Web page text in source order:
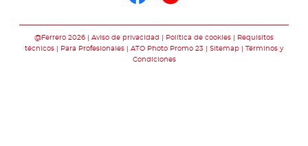
@Ferrero 2026 Aviso de privacidad Política de cookies
Requisitos
técnicos
Para Profesionales ATO Photo Promo 23 Sitemap
Términos y
Condiciones